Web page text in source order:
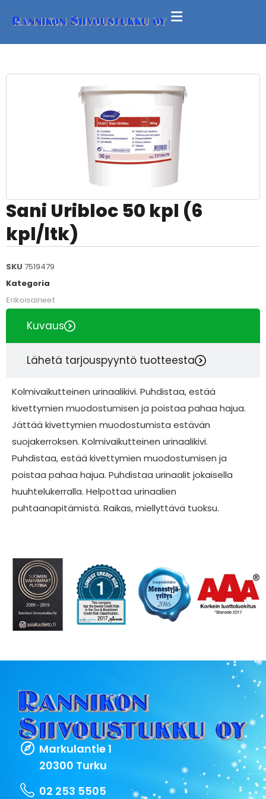
Sani Uribloc 50 kpl (6
kpl/ltk)
SKU 7519479
Kategoria
Erikoisaineet
Kuvaus
Lähetä tarjouspyyntö tuotteesta
Kolmivaikutteinen urinaalikivi. Puhdistaa, estää
kivettymien muodostumisen ja poistaa pahaa hajua.
Jättää kivettymien muodostumista estävän
suojakerroksen. Kolmivaikutteinen urinaalikivi.
Puhdistaa, estää kivettymien muodostumisen ja
poistaa pahaa hajua. Puhdistaa urinaalit jokaisella
huuhtelukerralla. Helpottaa urinaalien
puhtaanapitämistä. Raikas, miellyttävä tuoksu.
Markulantie 1
20300 Turku
02 253 5505